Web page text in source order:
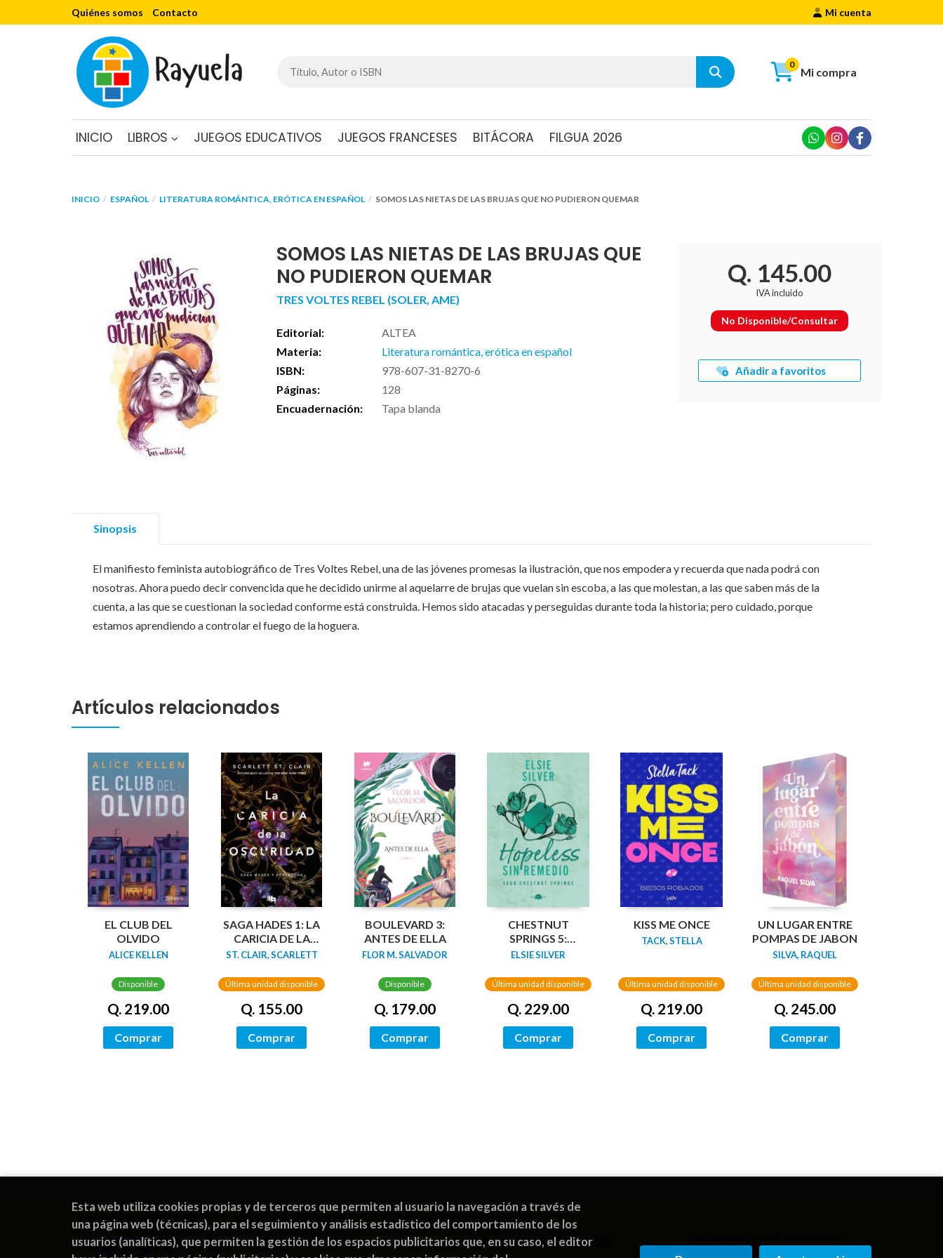
Quiénes somos Contacto Mi cuenta
Mi compra
0
INICIO LIBROS JUEGOS EDUCATIVOS JUEGOS FRANCESES BITÁCORA FILGUA 2026
INICIO ESPAÑOL LITERATURA ROMÁNTICA, ERÓTICA EN ESPAÑOL SOMOS LAS NIETAS DE LAS BRUJAS QUE NO PUDIERON QUEMAR
SOMOS LAS NIETAS DE LAS BRUJAS QUE
NO PUDIERON QUEMAR
TRES VOLTES REBEL (SOLER, AME)
Editorial:
ALTEA
Materia:
Literatura romántica, erótica en español
ISBN:
978-607-31-8270-6
Páginas:
128
Encuadernación:
Tapa blanda
Q. 145.00
IVA incluido
No Disponible/Consultar
Añadir a favoritos
Sinopsis
El manifiesto feminista autobiográfico de Tres Voltes Rebel, una de las jóvenes promesas la ilustración, que nos empodera y recuerda que nada podrá con
nosotras. Ahora puedo decir convencida que he decidido unirme al aquelarre de brujas que vuelan sin escoba, a las que molestan, a las que saben más de la
cuenta, a las que se cuestionan la sociedad conforme está construida. Hemos sido atacadas y perseguidas durante toda la historia; pero cuidado, porque
estamos aprendiendo a controlar el fuego de la hoguera.
Artículos relacionados
EL CLUB DEL
OLVIDO
ALICE KELLEN
Disponible
Q. 219.00
Comprar
SAGA HADES 1: LA
CARICIA DE LA
OSCURIDAD
ST. CLAIR, SCARLETT
Última unidad disponible
Q. 155.00
Comprar
BOULEVARD 3:
ANTES DE ELLA
FLOR M. SALVADOR
Disponible
Q. 179.00
Comprar
CHESTNUT
SPRINGS 5:
HOPELESS SIN
ELSIE SILVER
Última unidad disponible
Q. 229.00
Comprar
KISS ME ONCE
TACK, STELLA
Última unidad disponible
Q. 219.00
Comprar
UN LUGAR ENTRE
POMPAS DE JABON
SILVA, RAQUEL
Última unidad disponible
Q. 245.00
Comprar
CONTACTO PÁGINAS LEGALES ATENCIÓN AL CLIENTE
Esta web utiliza cookies propias y de terceros que permiten al usuario la navegación a través de
una página web (técnicas), para el seguimiento y análisis estadístico del comportamiento de los
usuarios (analíticas), que permiten la gestión de los espacios publicitarios que, en su caso, el editor